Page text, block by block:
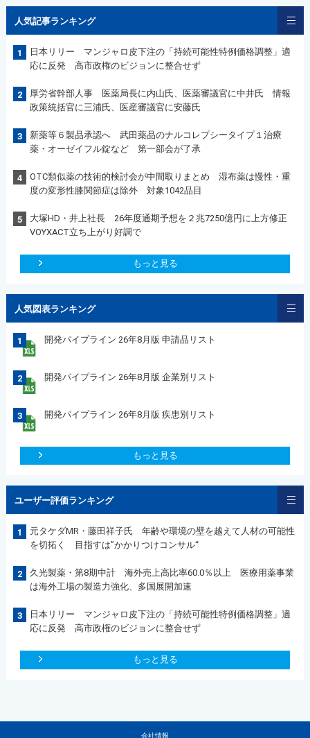
人気記事ランキング
1
日本リリー マンジャロ皮下注の「持続可能性特例価格調整」適
応に反発 高市政権のビジョンに整合せず
2
厚労省幹部人事 医薬局長に内山氏、医薬審議官に中井氏 情報
政策統括官に三浦氏、医産審議官に安藤氏
3
新薬等６製品承認へ 武田薬品のナルコレプシータイプ１治療
薬・オーゼイフル錠など 第一部会が了承
4
OTC類似薬の技術的検討会が中間取りまとめ 湿布薬は慢性・重
度の変形性膝関節症は除外 対象1042品目
5
大塚HD・井上社長 26年度通期予想を２兆7250億円に上方修正
VOYXACT立ち上がり好調で
もっと見る
人気図表ランキング
1 開発パイプライン 26年8月版 申請品リスト
2 開発パイプライン 26年8月版 企業別リスト
3 開発パイプライン 26年8月版 疾患別リスト
もっと見る
ユーザー評価ランキング
1
元タケダMR・藤田祥子氏 年齢や環境の壁を越えて人材の可能性
を切拓く 目指すは”かかりつけコンサル“
2
久光製薬・第8期中計 海外売上高比率60.0％以上 医療用薬事業
は海外工場の製造力強化、多国展開加速
3
日本リリー マンジャロ皮下注の「持続可能性特例価格調整」適
応に反発 高市政権のビジョンに整合せず
もっと見る
会社情報